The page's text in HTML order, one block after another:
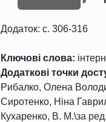
Додаток: с. 306-316
Ключові слова:
Додаткові точки
Рибалко, Олена
Сиротенко, Ніна
Кухаренко, В. М.\за